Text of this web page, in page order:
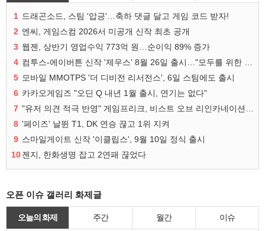
1 드래곤소드, 스팀 '압긍'…축하 댓글 달고 게임 코드 받자!
2 엔씨, 게임스컴 2026서 미공개 신작 최초 공개
3 웹젠, 상반기 영업수익 773억 원…순이익 89% 증가
4
5 모바일 MMOTPS '더 디비전 리서전스', 6일 스팀에도 출시
6 카카오게임즈 "오딘 Q 내년 1월 출시, 연기는 없다"
7
8 '페이즈' 날뛴 T1, DK 연승 끊고 1위 지켜
9 스마일게이트 신작 '이클립스', 9월 10일 정식 출시
10젠지, 한화생명 잡고 2연패 끊었다
오픈 이슈 갤러리 화제글
오늘의 화제 주간 월간 이슈